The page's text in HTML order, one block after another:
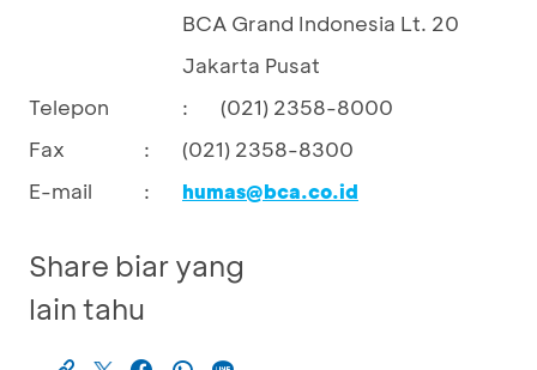
BCA Grand Indonesia Lt. 20
Jakarta Pusat
Telepon
:
(021) 2358-8000
Fax
:
(021) 2358-8300
E-mail
: humas@bca.co.id
Share biar yang
lain tahu